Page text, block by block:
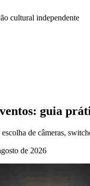
cultural independente
guia
de câmeras,
de 2026